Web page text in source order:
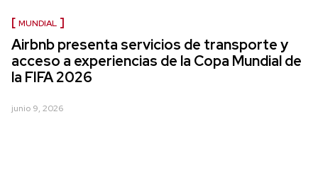
MUNDIAL
Airbnb presenta servicios de transporte y
acceso a experiencias de la Copa Mundial de
la FIFA 2026
junio 9, 2026